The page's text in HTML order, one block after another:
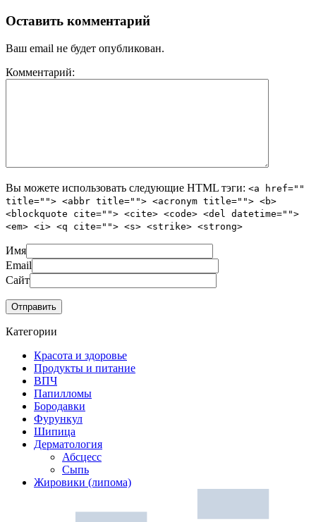
Оставить комментарий
Ваш email не будет опубликован.
Комментарий:
Вы можете использовать следующие HTML тэги: <a href=""
title=""> <abbr title=""> <acronym title=""> <b>
<blockquote cite=""> <cite> <code> <del datetime="">
<em> <i> <q cite=""> <s> <strike> <strong>
Имя
Email
Сайт
Категории
Красота и здоровье
Продукты и питание
ВПЧ
Папилломы
Бородавки
Фурункул
Шипица
Дерматология
Абсцесс
Сыпь
Жировики (липома)